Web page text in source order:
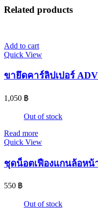
Related products
Add to cart
Quick View
ขายึดคาร์ลิปเปอร์
1,050 ฿
Out of stock
Read more
Quick View
ชุดน็อตเฟืองแกนล้อหน้
550 ฿
Out of stock